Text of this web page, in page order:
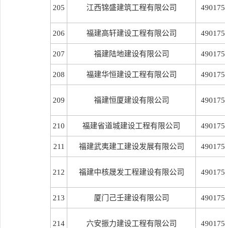
205 江西锦盛建筑工程有限公司
206 福建高轩建设工程有限公司
207 福建陆地建设有限公司
208 福建华恒建设工程有限公司
209 福建恒厦建设有限公司
210 福建省道城建设工程有限公司
211 福建武夷建工建设发展有限公司
212 福建中核晟发工程建设有限公司
213 厦门己壬建设有限公司
214 六安振力建设工程有限公司